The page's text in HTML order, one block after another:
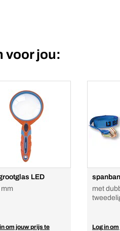
voor jou:
LED
mm
om jouw prijs te
met
Log in